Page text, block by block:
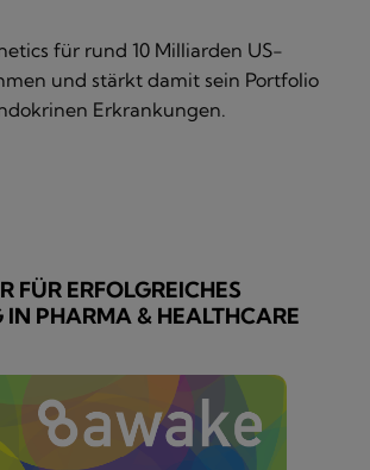
für rund 10 Milliarden US-
und stärkt damit sein Portfolio
Erkrankungen.
FÜR ERFOLGREICHES
IN PHARMA & HEALTHCARE